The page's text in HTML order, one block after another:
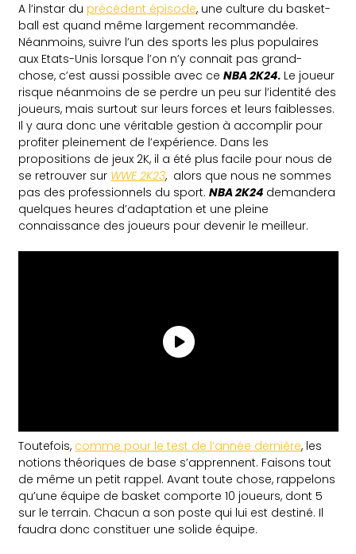
A l’instar du précédent épisode, une culture du basket-
ball est quand même largement recommandée.
Néanmoins, suivre l’un des sports les plus populaires
aux Etats-Unis lorsque l’on n’y connait pas grand-
chose, c’est aussi possible avec ceNBA 2K24. Le joueur
risque néanmoins de se perdre un peu sur l’identité des
joueurs, mais surtout sur leurs forces et leurs faiblesses.
Il y aura donc une véritable gestion à accomplir pour
profiter pleinement de l’expérience. Dans les
propositions de jeux 2K, il a été plus facile pour nous de
se retrouver sur WWE 2K23, alors que nous ne sommes
pas des professionnels du sport.NBA 2K24 demandera
quelques heures d’adaptation et une pleine
connaissance des joueurs pour devenir le meilleur.
Toutefois, comme pour le test de l’année dernière, les
notions théoriques de base s’apprennent. Faisons tout
de même un petit rappel. Avant toute chose, rappelons
qu’une équipe de basket comporte 10 joueurs, dont 5
sur le terrain. Chacun a son poste qui lui est destiné. Il
faudra donc constituer une solide équipe.